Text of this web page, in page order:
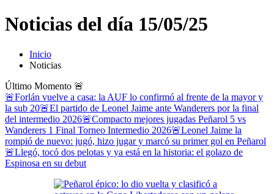
Noticias del día 15/05/25
Inicio
Noticias
Último Momento 🚨
🚨Forlán vuelve a casa: la AUF lo confirmó al frente de la mayor y
la sub 20🚨El partido de Leonel Jaime ante Wanderers por la final
del intermedio 2026🚨Compacto mejores jugadas Peñarol 5 vs
Wanderers 1 Final Torneo Intermedio 2026🚨Leonel Jaime la
rompió de nuevo: jugó, hizo jugar y marcó su primer gol en Peñarol
🚨Llegó, tocó dos pelotas y ya está en la historia: el golazo de
Espinosa en su debut